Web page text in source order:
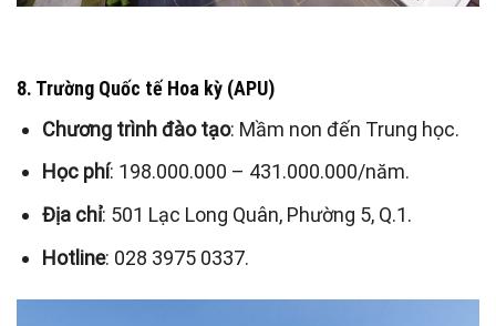
8. Trường Quốc tế Hoa kỳ (APU)
Chương trình đào tạo: Mầm non đến Trung học.
Học phí: 198.000.000 – 431.000.000/năm.
Địa chỉ: 501 Lạc Long Quân, Phường 5, Q.1.
Hotline: 028 3975 0337.